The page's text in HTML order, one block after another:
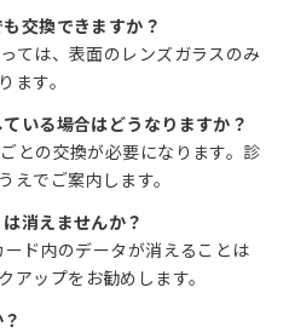
交換できますか？
ては、表面のレンズガラスのみ
ます。
いる場合はどうなりますか？
との交換が必要になります。診
えでご案内します。
消えませんか？
ド内のデータが消えることは
アップをお勧めします。